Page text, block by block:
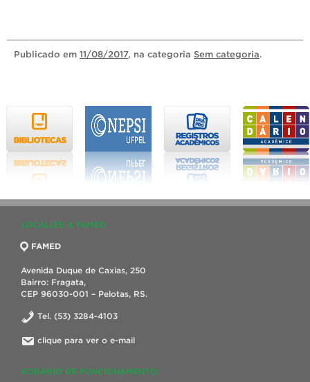
Publicado em 11/08/2017, na categoria Sem categoria.
LOCALIZE A FAMED
FAMED
Avenida Duque de Caxias, 250
Bairro: Fragata,
CEP 96030-001 – Pelotas, RS.
Tel. (53) 3284-4103
clique para ver o e-mail
HORÁRIO DE FUNCIONAMENTO: